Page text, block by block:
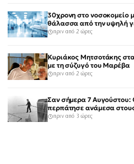
30χρονη στο νοσοκομείο
θάλασσα από την υψηλή
πριν από 2 ώρες
Κυριάκος Μητσοτάκης
με τη σύζυγό του Μαρέβα
πριν από 2 ώρες
Σαν σήμερα 7
περπάτησε ανάμεσα
πριν από 3 ώρες